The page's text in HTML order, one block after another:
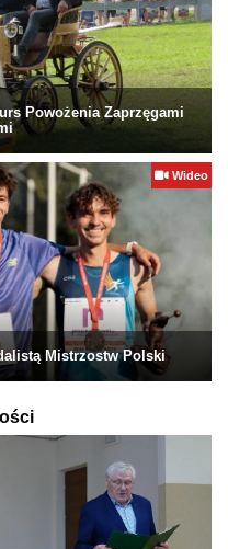
Powożenia Zaprzęgami
Wideo
Mistrzostw Polski